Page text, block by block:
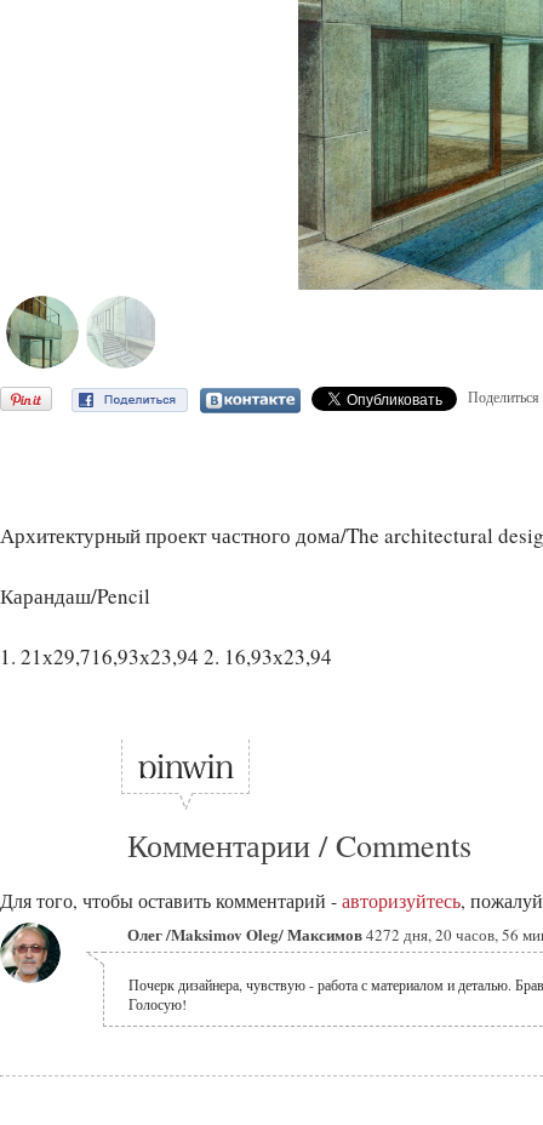
Поделиться
Архитектурный проект частного дома/The architectural
Карандаш/Pencil
1. 21х29,716,93х23,94 2. 16,93х23,94
Комментарии / Comments
Для того, чтобы оставить комментарий - авторизуйтесь,
Олег /Maksimov Oleg/ Максимов4272 дня, 20 часов, 56
Почерк дизайнера, чувствую - работа с материалом и деталью.
Голосую!